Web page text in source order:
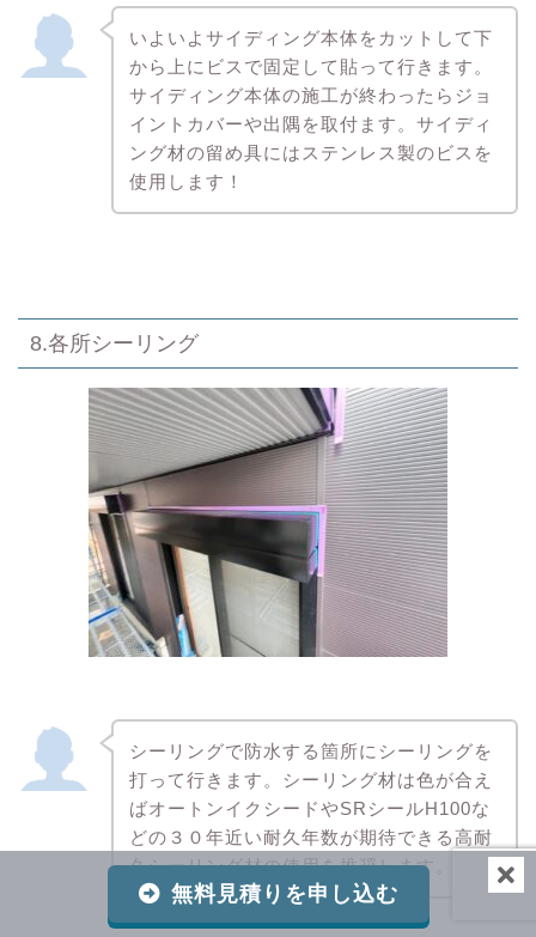
いよいよサイディング本体をカットして下
から上にビスで固定して貼って行きます。
サイディング本体の施工が終わったらジョ
イントカバーや出隅を取付ます。サイディ
ング材の留め具にはステンレス製のビスを
使用します！
8.各所シーリング
シーリングで防水する箇所にシーリングを
打って行きます。シーリング材は色が合え
ばオートンイクシードやSRシールH100な
どの３０年近い耐久年数が期待できる高耐
久シーリング材の使用を推奨します。
無料見積りを申し込む